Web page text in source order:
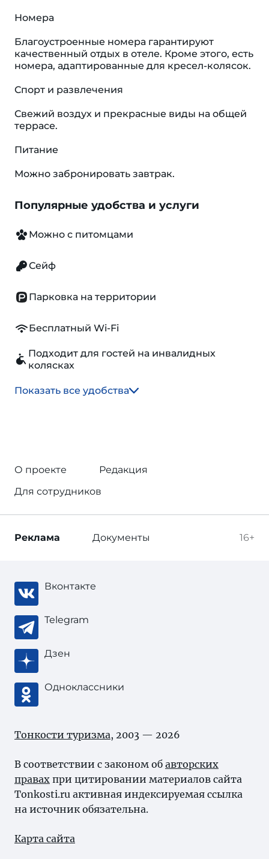
Номера
Благоустроенные номера гарантируют
качественный отдых в отеле. Кроме этого, есть
номера, адаптированные для кресел-колясок.
Спорт и развлечения
Свежий воздух и прекрасные виды на общей
террасе.
Питание
Можно забронировать завтрак.
Популярные удобства и услуги
Можно с питомцами
Сейф
Парковка на территории
Бесплатный Wi-Fi
Подходит для гостей на инвалидных
колясках
Показать все удобства
О проекте
Редакция
Для сотрудников
16+
Реклама Документы
Вконтакте
Telegram
Дзен
Одноклассники
Тонкости туризма, 2003 — 2026
В соответствии с законом об авторских
правах при цитировании материалов сайта
Tonkosti.ru активная индексируемая ссылка
на источник обязательна.
Карта сайта